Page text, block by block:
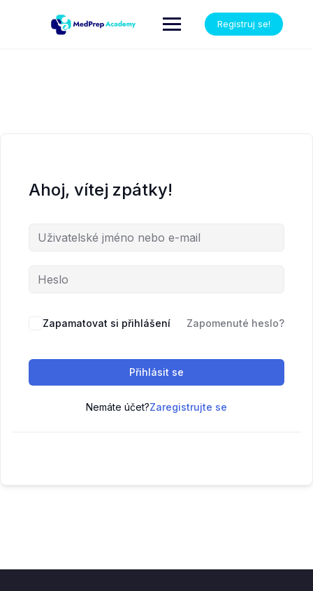
Registruj se!
Ahoj, vítej zpátky!
Zapamatovat si přihlášení Zapomenuté heslo?
Přihlásit se
Nemáte účet?Zaregistrujte se